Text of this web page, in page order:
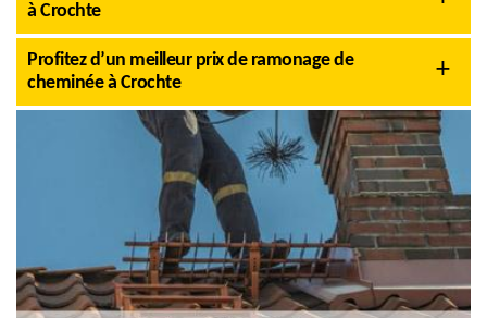
à Crochte
Profitez d’un meilleur prix de ramonage de
cheminée à Crochte